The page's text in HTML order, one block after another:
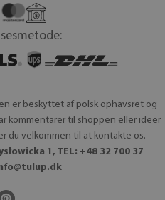
er beskyttet af polsk ophavsret og
kommentarer til shoppen eller ideer
du velkommen til at kontakte os.
1, TEL: +48 32 700 37